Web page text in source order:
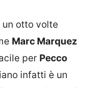
otto volte
Marc Marquez
per Pecco
infatti è un